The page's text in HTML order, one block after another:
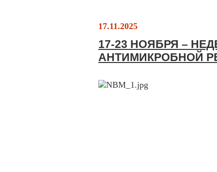
17.11.2025
17-23 НОЯБРЯ –
АНТИМИКРОБНОЙ